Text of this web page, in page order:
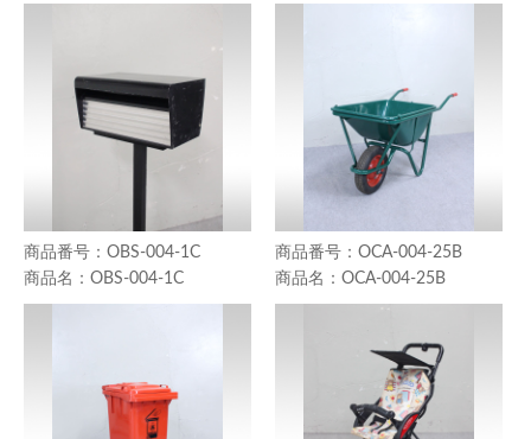
OBS-004-1C
OBS-004-1C
OCA-004-25B
OCA-004-25B